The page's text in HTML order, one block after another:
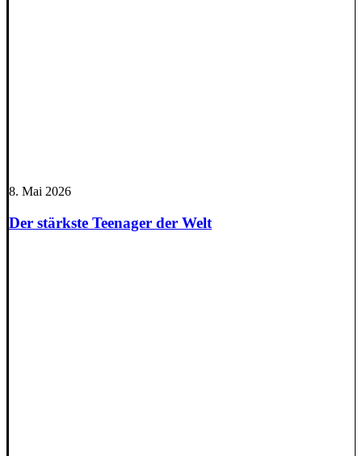
8. Mai 2026
Der stärkste Teenager der Welt